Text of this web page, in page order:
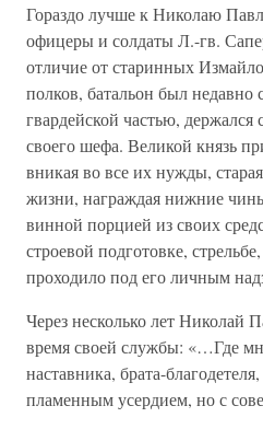
Гораздо лучше к Николаю
офицеры и солдаты Л.-гв.
отличие от старинных
полков, батальон был
гвардейской частью,
своего шефа. Великой князь
вникая во все их нужды,
жизни, награждая нижние
винной порцией из своих
строевой подготовке,
проходило под его личным
Через несколько лет Николай
время своей службы: «…Где
наставника, брата-
пламенным усердием, но с